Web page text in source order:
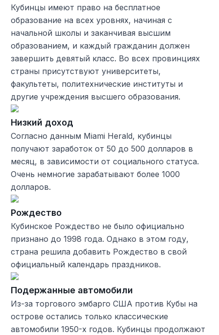
Кубинцы имеют право на бесплатное
образование на всех уровнях, начиная с
начальной школы и заканчивая высшим
образованием, и каждый гражданин должен
завершить девятый класс. Во всех провинциях
страны присутствуют университеты,
факультеты, политехнические институты и
другие учреждения высшего образования.
Низкий доход
Согласно данным Miami Herald, кубинцы
получают заработок от 50 до 500 долларов в
месяц, в зависимости от социального статуса.
Очень немногие зарабатывают более 1000
долларов.
Рождество
Кубинское Рождество не было официально
признано до 1998 года. Однако в этом году,
страна решила добавить Рождество в свой
официальный календарь праздников.
Подержанные автомобили
Из-за торгового эмбарго США против Кубы на
острове остались только классические
автомобили 1950-х годов. Кубинцы продолжают